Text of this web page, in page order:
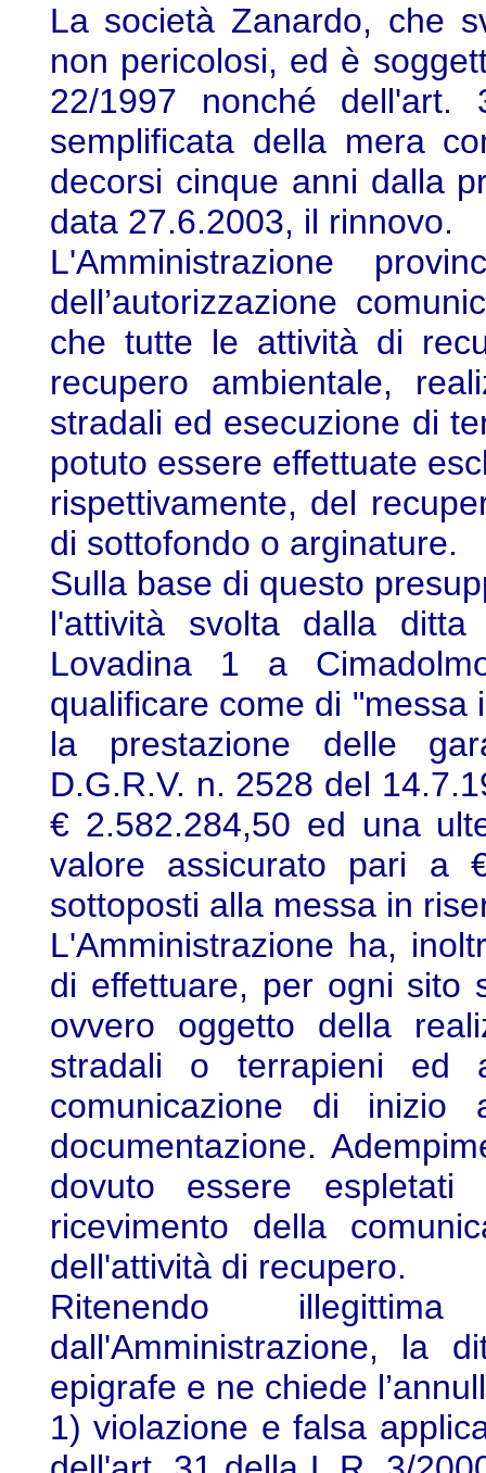
La società Zanardo, che
non pericolosi, ed è
22/1997 nonché
semplificata della mera
decorsi cinque anni dalla
data 27.6.2003, il rinnovo.
L'Amministrazione
dell’autorizzazione
che tutte le attività di
recupero ambientale,
stradali ed esecuzione di
potuto essere effettuate
rispettivamente, del
di sottofondo o arginature.
Sulla base di questo
l'attività svolta dalla
Lovadina 1 a
qualificare come di "messa
la prestazione delle
D.G.R.V. n. 2528 del
€ 2.582.284,50 ed una
valore assicurato pari a
sottoposti alla messa in
L'Amministrazione ha,
di effettuare, per ogni sito
ovvero oggetto della
stradali o terrapieni ed
comunicazione di inizio
documentazione.
dovuto essere
ricevimento della
dell'attività di recupero.
Ritenendo
dall'Amministrazione, la
epigrafe e ne chiede
1) violazione e falsa